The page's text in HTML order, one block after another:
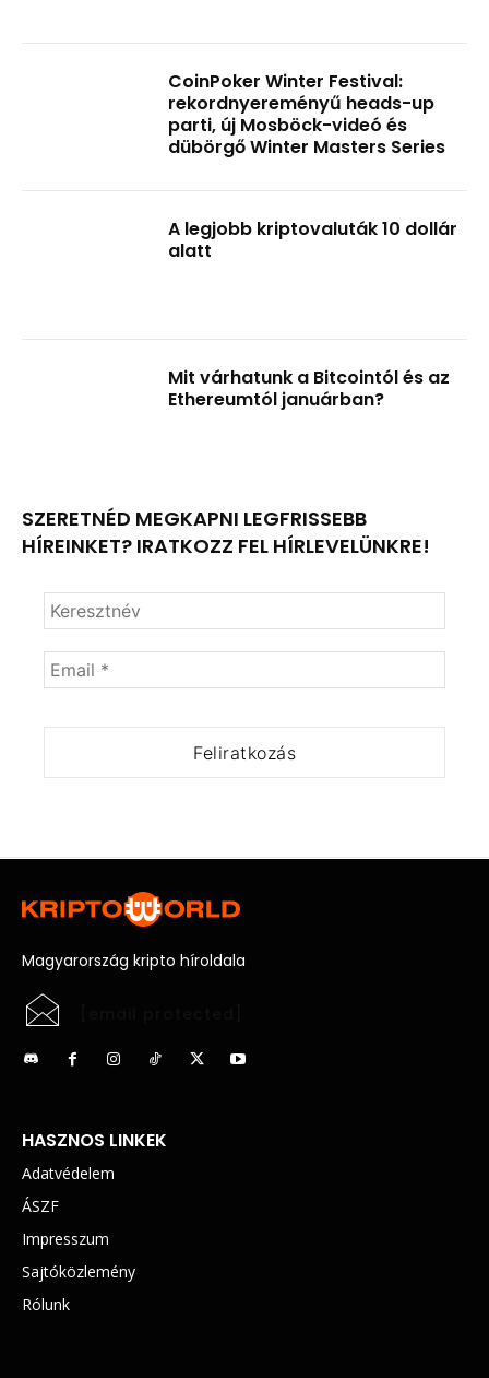
CoinPoker Winter Festival:
rekordnyereményű heads-up
parti, új Mosböck-videó és
dübörgő Winter Masters Series
A legjobb kriptovaluták 10 dollár
alatt
Mit várhatunk a Bitcointól és az
Ethereumtól januárban?
SZERETNÉD MEGKAPNI LEGFRISSEBB
HÍREINKET? IRATKOZZ FEL HÍRLEVELÜNKRE!
Magyarország kripto híroldala
HASZNOS LINKEK
Adatvédelem
ÁSZF
Impresszum
Sajtóközlemény
Rólunk